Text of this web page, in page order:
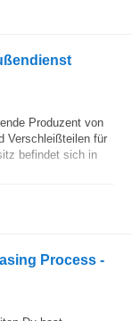
Produzent von
Verschleißteilen für
befindet sich in
Process -